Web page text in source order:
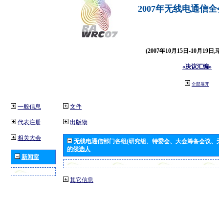
2007年无线电通信
(2007年10月15日-10月19日,
«决议汇编»
全部展开
一般信息
代表注册
相关大会
新闻室
文件
出版物
无线电通信部门各组(研究组、特委会、大会筹备会议
的候选人
其它信息